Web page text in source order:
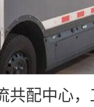
共配中心